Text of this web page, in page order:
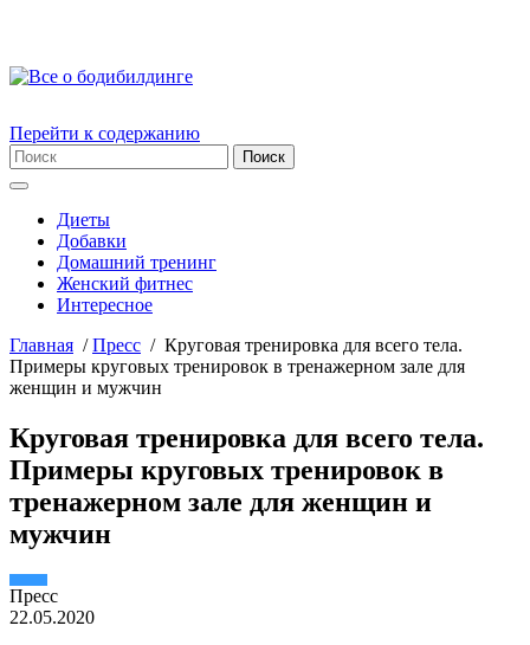
Перейти к содержанию
Диеты
Добавки
Домашний тренинг
Женский фитнес
Интересное
Главная /Пресс / Круговая тренировка для всего тела.
Примеры круговых тренировок в тренажерном зале для
женщин и мужчин
Круговая тренировка для всего тела.
Примеры круговых тренировок в
тренажерном зале для женщин и
мужчин
Пресс
22.05.2020